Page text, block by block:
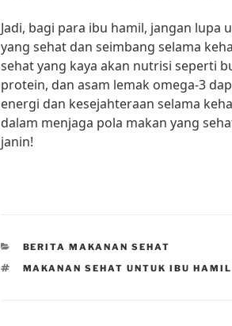
Jadi, bagi para ibu hamil, jangan lupa
yang sehat dan seimbang selama
sehat yang kaya akan nutrisi seperti
protein, dan asam lemak omega-3
energi dan kesejahteraan selama
dalam menjaga pola makan yang
janin!
CATEGORIES
BERITA MAKANAN SEHAT
TAGS
MAKANAN SEHAT UNTUK IBU HAMIL